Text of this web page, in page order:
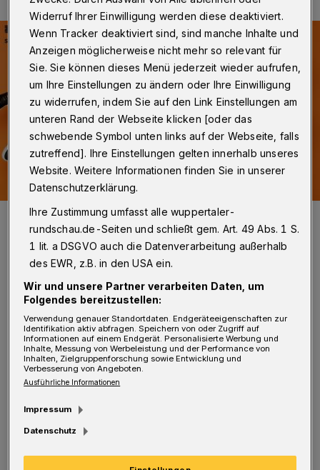
Das Plakat für Aktion.
Foto: Stadt Wuppertal
„Wir freuen uns über das große Interesse und
positive Feedback zum Projekt. Die bisherigen
Bewerbungen zeigen auf jeden Fall schon jetzt
die Vielfalt des jungen Engagements in
Wuppertal“, freut sich Julia Nass
(Projektverantwortliche in der Stabsstelle
Widerruf Ihrer Einwilligung werden diese deaktiviert.
Wenn Tracker deaktiviert sind, sind manche Inhalte und
Anzeigen möglicherweise nicht mehr so relevant für
Sie. Sie können dieses Menü jederzeit wieder aufrufen,
um Ihre Einstellungen zu ändern oder Ihre Einwilligung
zu widerrufen, indem Sie auf den Link Einstellungen am
unteren Rand der Webseite klicken [oder das
schwebende Symbol unten links auf der Webseite, falls
zutreffend]. Ihre Einstellungen gelten innerhalb unseres
Website. Weitere Informationen finden Sie in unserer
Datenschutzerklärung.
Ihre Zustimmung umfasst alle wuppertaler-
rundschau.de-Seiten und schließt gem. Art. 49 Abs. 1 S.
1 lit. a DSGVO auch die Datenverarbeitung außerhalb
des EWR, z.B. in den USA ein.
Wir und unsere Partner verarbeiten Daten, um
Folgendes bereitzustellen:
Verwendung genauer Standortdaten. Endgeräteeigenschaften zur
Identifikation aktiv abfragen. Speichern von oder Zugriff auf
Informationen auf einem Endgerät. Personalisierte Werbung und
Inhalte, Messung von Werbeleistung und der Performance von
Inhalten, Zielgruppenforschung sowie Entwicklung und
Verbesserung von Angeboten.
Ausführliche Informationen
Impressum
Datenschutz